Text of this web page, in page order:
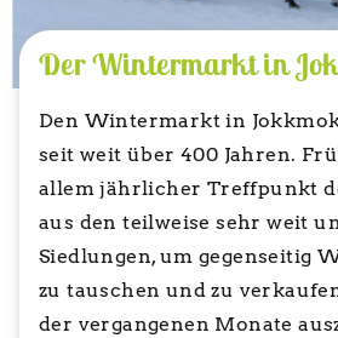
Der Wintermarkt in
Den Wintermarkt in
seit weit über 400 Jahren.
allem jährlicher Treffpunkt
aus den teilweise sehr weit
Siedlungen, um gegenseitig
zu tauschen und zu
der vergangenen Monate